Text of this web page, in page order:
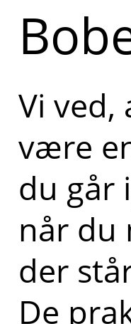
Vi ved,
være
du går
når du
der
De